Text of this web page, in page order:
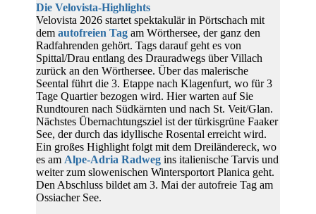
Die Velovista-Highlights
Velovista 2026 startet spektakulär in Pörtschach mit
demautofreien Tag am Wörthersee, der ganz den
Radfahrenden gehört. Tags darauf geht es von
Spittal/Drau entlang des Drauradwegs über Villach
zurück an den Wörthersee. Über das malerische
Seental führt die 3. Etappe nach Klagenfurt, wo für 3
Tage Quartier bezogen wird. Hier warten auf Sie
Rundtouren nach Südkärnten und nach St. Veit/Glan.
Nächstes Übernachtungsziel ist der türkisgrüne Faaker
See, der durch das idyllische Rosental erreicht wird.
Ein großes Highlight folgt mit dem Dreiländereck, wo
es am Alpe-Adria Radweg ins italienische Tarvis und
weiter zum slowenischen Wintersportort Planica geht.
Den Abschluss bildet am 3. Mai der autofreie Tag am
Ossiacher See.